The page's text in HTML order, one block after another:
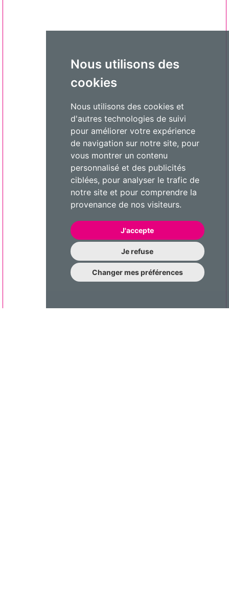
Nous utilisons des
cookies
Nous utilisons des cookies et
d'autres technologies de suivi
pour améliorer votre expérience
de navigation sur notre site, pour
vous montrer un contenu
personnalisé et des publicités
ciblées, pour analyser le trafic de
notre site et pour comprendre la
provenance de nos visiteurs.
J'accepte
Je refuse
Changer mes préférences